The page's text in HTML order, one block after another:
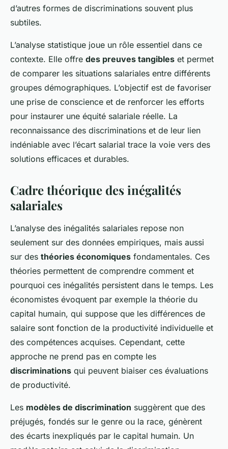
d’autres formes de discriminations souvent plus
subtiles.
L’analyse statistique joue un rôle essentiel dans ce
contexte. Elle offre des preuves tangibles et permet
de comparer les situations salariales entre différents
groupes démographiques. L’objectif est de favoriser
une prise de conscience et de renforcer les efforts
pour instaurer une équité salariale réelle. La
reconnaissance des discriminations et de leur lien
indéniable avec l’écart salarial trace la voie vers des
solutions efficaces et durables.
Cadre théorique des inégalités
salariales
L’analyse des inégalités salariales repose non
seulement sur des données empiriques, mais aussi
sur des théories économiques fondamentales. Ces
théories permettent de comprendre comment et
pourquoi ces inégalités persistent dans le temps. Les
économistes évoquent par exemple la théorie du
capital humain, qui suppose que les différences de
salaire sont fonction de la productivité individuelle et
des compétences acquises. Cependant, cette
approche ne prend pas en compte les
discriminations qui peuvent biaiser ces évaluations
de productivité.
Les modèles de discrimination suggèrent que des
préjugés, fondés sur le genre ou la race, génèrent
des écarts inexpliqués par le capital humain. Un